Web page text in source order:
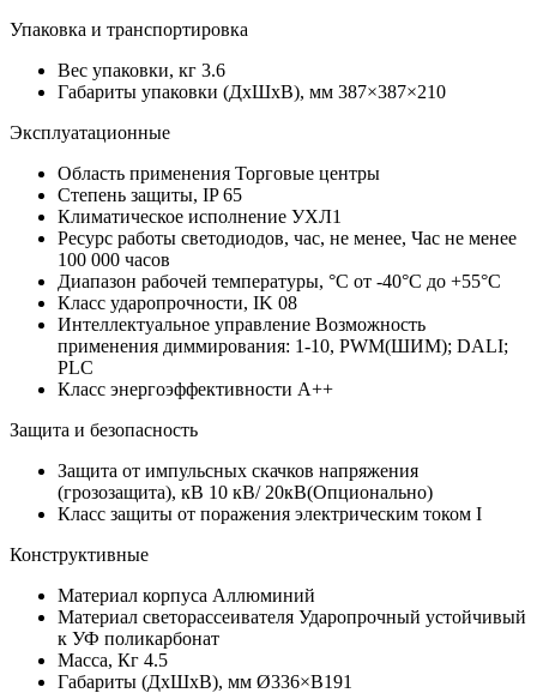
Упаковка и транспортировка
Вес упаковки, кг 3.6
Габариты упаковки (ДхШхВ), мм 387×387×210
Эксплуатационные
Область применения Торговые центры
Степень защиты, IP65
Климатическое исполнение УХЛ1
Ресурс работы светодиодов, час, не менее, Час не менее
100 000 часов
Диапазон рабочей температуры, °С от -40°C до +55°C
Класс ударопрочности, IK 08
Интеллектуальное управление Возможность
применения диммирования: 1-10, PWM(ШИМ); DALI;
PLC
Класс энергоэффективности A++
Защита и безопасность
Защита от импульсных скачков напряжения
(грозозащита), кВ 10 кВ/ 20кВ(Опционально)
Класс защиты от поражения электрическим током I
Конструктивные
Материал корпуса Аллюминий
Материал светорассеивателя Ударопрочный устойчивый
к УФ поликарбонат
Масса, Кг 4.5
Габариты (ДхШхВ), мм Ø336×В191